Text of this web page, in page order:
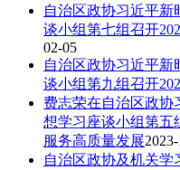
自治区政协习近平新
谈小组第七组召开
02-05
自治区政协习近平新
谈小组第九组召开
费志荣在自治区政协
想学习座谈小组第五
服务高质量发展
自治区政协及机关学